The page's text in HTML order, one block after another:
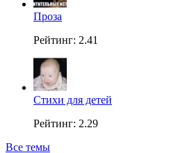
Проза
Рейтинг: 2.41
Стихи для детей
Рейтинг: 2.29
Все темы